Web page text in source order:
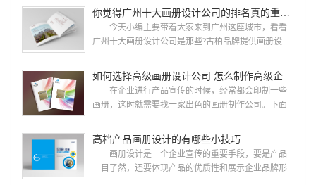
国网络应用的现状和趋势有很深的...
设计画册设计两个都是不能缺少的。标志设计画册设
计 简练、概括、完美!即要成功到几乎找不至更好
的替代方案的程度是我们的目标，其难度比之其它任
何艺术设计都要大得多。因此古柏品牌设计对标志设
用目的、适用范畴并深刻...
今天小编主要带着大家来到广州这座城市，看看
广州十大画册设计公司是那些?古柏品牌提供画册设
计经验,服务过3000多家的广州集团/单位/产品/目录画
册设计/印刷公司。相信不少喜欢设计的小伙伴都会对
今天的内容感兴趣吧! 一、广州的古柏设计 古
柏品牌设计系品牌策划与推广，企业vi形象设计、平面
广的专业...
在企业进行产品宣传的时候，经常都会印制一些
画册，这时就需要找一家出色的画册制作公司。下面
司，怎么制作高级企业画册?高级画册设计公司 如
何选择高级画册设计公司 首先是员工的能力是否
过硬。这包括调研人员观察捕捉信息、与企业顺利沟
通进而获取重要信息的能力;摄影人员拍摄出真实有效
高档产品画册设计的有哪些小技巧
画册设计是一个企业宣传的重要手段，要是产品
一目了然，还要体现产品的优质性和展示企业品牌形